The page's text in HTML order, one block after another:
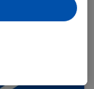
en
Lidl-diensten.
ook voor de